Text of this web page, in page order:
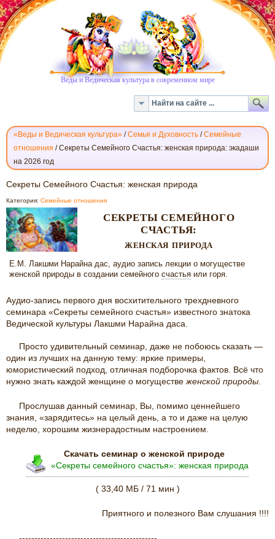
Веды и Ведическая культура в современном мире
«Веды и Ведическая культура» /Семья и Духовность /Семейные
отношения /Секреты Семейного Счастья: женская природа: экадаши
на 2026 год
СЕКРЕТЫ
СЕМЕЙНОГО
СЧАСТЬЯ:
ЖЕНСКАЯ
ПРИРОДА
Секреты Семейного Счастья: женская природа
Категория: Семейные отношения
СЕКРЕТЫ СЕМЕЙНОГО
СЧАСТЬЯ:
ЖЕНСКАЯ ПРИРОДА
Е.М. Лакшми Нарайна дас, аудио запись лекции о могуществе
женской природы в создании семейного счастья или горя.
Аудио-запись первого дня восхитительного трехдневного
семинара «Секреты семейного счастья» известного знатока
Ведической культуры Лакшми Нарайна даса.
Просто удивительный семинар, даже не побоюсь сказать —
один из лучших на данную тему: яркие примеры,
юмористический подход, отличная подборочка фактов. Всё что
нужно знать каждой женщине о могуществе женской природы
Прослушав данный семинар, Вы, помимо ценнейшего
знания, «зарядитесь» на целый день, а то и даже на целую
неделю, хорошим жизнерадостным настроением.
Скачать семинар о женской природе
«Секреты семейного счастья»: женская природа
( 33,40 МБ / 71 мин )
Приятного и полезного Вам слушания !!!!